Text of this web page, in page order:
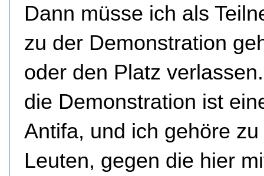
Dann müsse ich als
zu der Demonstration
oder den Platz
die Demonstration ist
Antifa, und ich gehöre zu
Leuten, gegen die hier